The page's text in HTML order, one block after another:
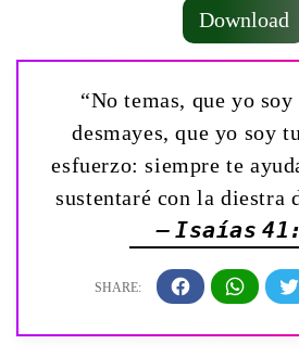
Download
“No temas, que yo
desmayes, que yo soy
esfuerzo: siempre te
sustentaré con la diestra
— Isaías